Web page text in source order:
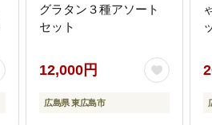
グラタン３種アソート
セット
12,000円
広島県 東広島市